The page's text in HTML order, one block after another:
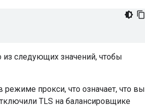
из следующих значений, чтобы
режиме прокси, что означает, что вы
TLS на балансировщике